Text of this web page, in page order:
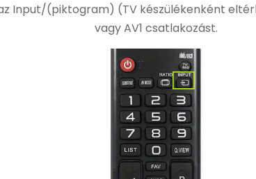
Input/(piktogram) (TV készülékenként
vagy AV1 csatlakozást.